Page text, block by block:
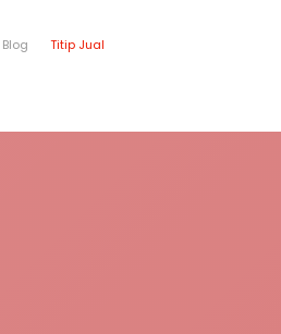
Blog Titip Jual